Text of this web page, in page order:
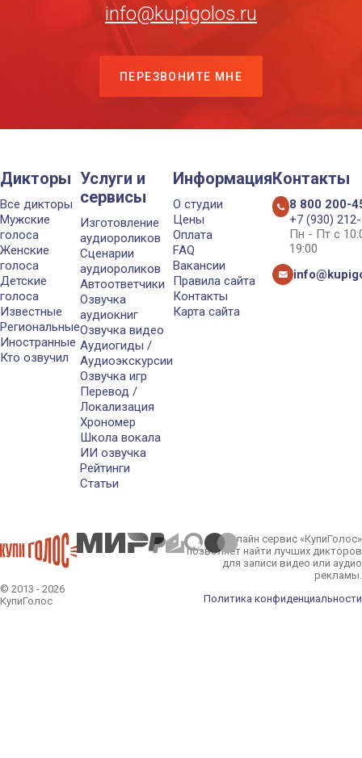
info@kupigolos.ru
ПЕРЕЗВОНИТЕ МНЕ
Дикторы
Все дикторы
Мужские
голоса
Женские
голоса
Детские
голоса
Известные
Региональные
Иностранные
Кто озвучил
Услуги и
сервисы
Изготовление
аудиороликов
Сценарии
аудиороликов
Автоответчики
Озвучка
аудиокниг
Озвучка видео
Аудиогиды /
Аудиоэкскурсии
Озвучка игр
Перевод /
Локализация
Хрономер
Школа вокала
ИИ озвучка
Рейтинги
Статьи
Информация
О студии
Цены
Оплата
FAQ
Вакансии
Правила сайта
Контакты
Карта сайта
Контакты
8 800 200-
+7 (930)
Пн - Пт с
19:00
© 2013 - 2026
КупиГолос
Онлайн сервис «КупиГолос»
позволяет найти лучших дикторов
для записи видео или аудио
рекламы.
Политика конфиденциальности